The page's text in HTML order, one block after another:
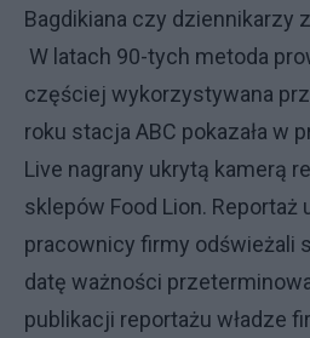
Bagdikiana czy dziennikarzy
W latach 90-tych metoda
częściej wykorzystywana
roku stacja ABC pokazała w
Live nagrany ukrytą kamerą
sklepów Food Lion. Reportaż
pracownicy firmy odświeżali
datę ważności
publikacji reportażu władze